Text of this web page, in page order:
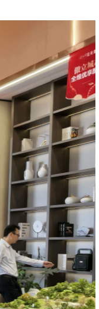
职工之家
二十大专题
决胜扫黑除恶